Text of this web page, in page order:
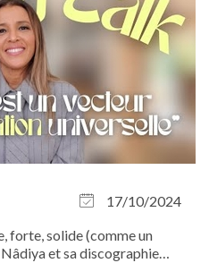
17/10/2024
forte, solide (comme un
et sa discographie